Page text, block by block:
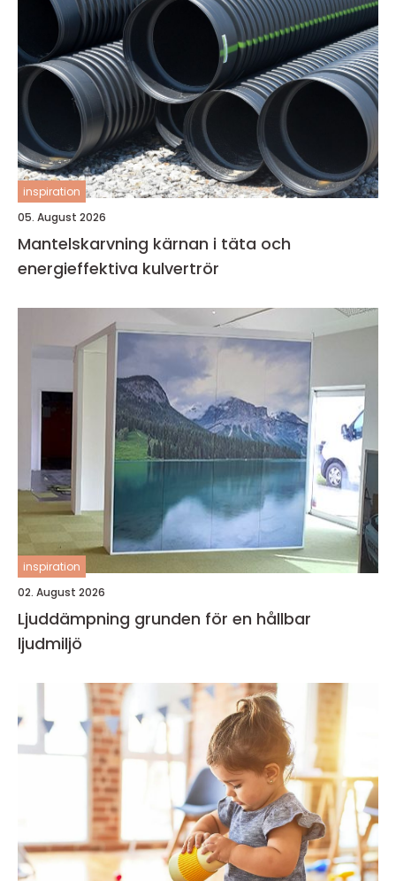
inspiration
05. August 2026
Mantelskarvning kärnan i täta och
energieffektiva kulvertrör
inspiration
02. August 2026
Ljuddämpning grunden för en hållbar
ljudmiljö